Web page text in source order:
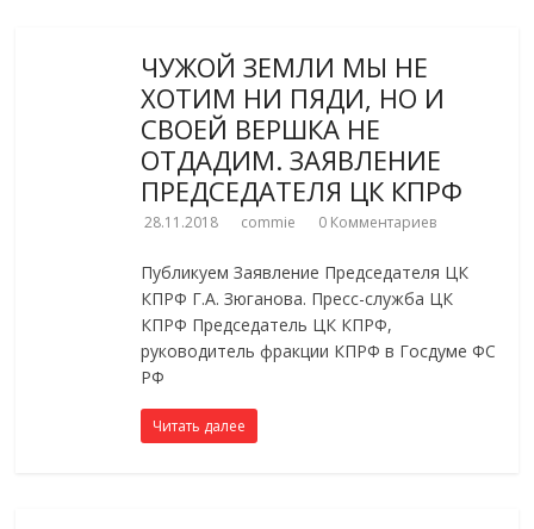
ЧУЖОЙ ЗЕМЛИ МЫ НЕ
ХОТИМ НИ ПЯДИ, НО И
СВОЕЙ ВЕРШКА НЕ
ОТДАДИМ. ЗАЯВЛЕНИЕ
ПРЕДСЕДАТЕЛЯ ЦК КПРФ
28.11.2018 commie 0 Комментариев
Публикуем Заявление Председателя ЦК
КПРФ Г.А. Зюганова. Пресс-служба ЦК
КПРФ Председатель ЦК КПРФ,
руководитель фракции КПРФ в Госдуме ФС
РФ
Читать далее